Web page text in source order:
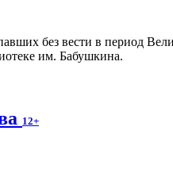
без вести в период
им. Бабушкина.
12+